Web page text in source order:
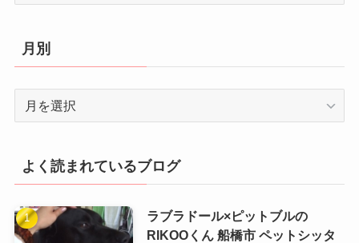
リ
ー
月別
よく読まれているブログ
ラブラドール×ピットブルの
RIKOOくん 船橋市 ペットシッタ